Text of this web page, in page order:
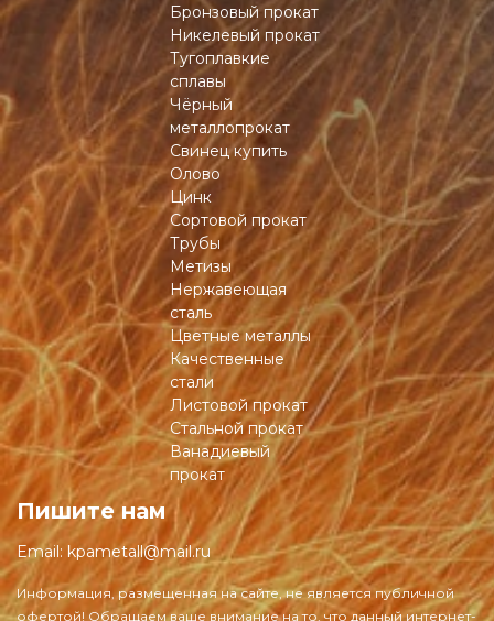
Бронзовый прокат
Никелевый прокат
Тугоплавкие
сплавы
Чёрный
металлопрокат
Свинец купить
Олово
Цинк
Сортовой прокат
Трубы
Метизы
Нержавеющая
сталь
Цветные металлы
Качественные
стали
Листовой прокат
Стальной прокат
Ванадиевый
прокат
Пишите нам
Email: kpametall@mail.ru